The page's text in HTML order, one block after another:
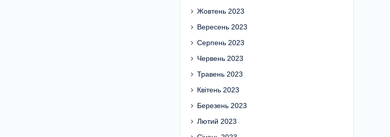
Жовтень 2023
Вересень 2023
Серпень 2023
Червень 2023
Травень 2023
Квітень 2023
Березень 2023
Лютий 2023